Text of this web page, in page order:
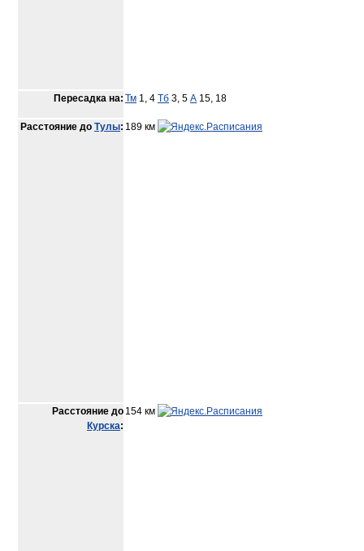
Пересадка на: Тм 1, 4 Тб 3, 5 А 15, 18
Расстояние до Тулы: 189 км
Расстояние до
Курска:
154 км